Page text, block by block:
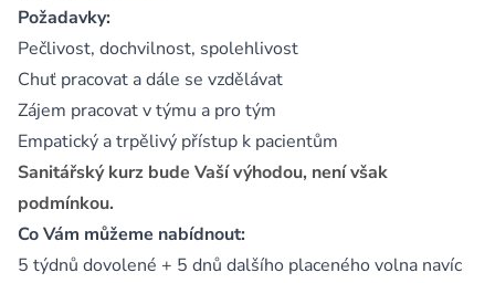
Požadavky:
Pečlivost, dochvilnost, spolehlivost
Chuť pracovat a dále se vzdělávat
Zájem pracovat v týmu a pro tým
Empatický a trpělivý přístup k pacientům
Sanitářský kurz bude Vaší výhodou, není však
podmínkou.
Co Vám můžeme nabídnout:
5 týdnů dovolené + 5 dnů dalšího placeného volna navíc